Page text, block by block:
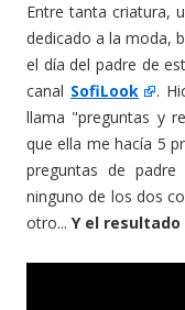
Entre tanta criatura,
dedicado a la moda,
el día del padre de
canal SofiLook
.
llama "preguntas y
que ella me hacía 5
preguntas de
ninguno de los dos
otro... Y el